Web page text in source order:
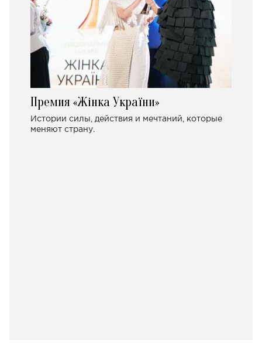
Премия «Жінка України»
Истории силы, действия и мечтаний, которые
меняют страну.